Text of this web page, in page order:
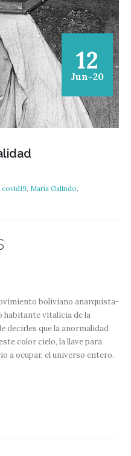
12
Jun-20
covid19, María Galindo,
boliviano anarquista-
habitante vitalicia de la
decirles que la anormalidad
color cielo, la llave para
a ocupar, el universo entero.